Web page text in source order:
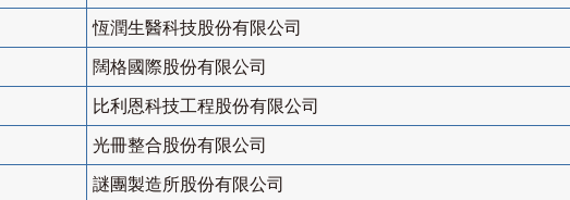
恆潤生醫科技股份有限公司
闊格國際股份有限公司
比利恩科技工程股份有限公司
光冊整合股份有限公司
謎團製造所股份有限公司